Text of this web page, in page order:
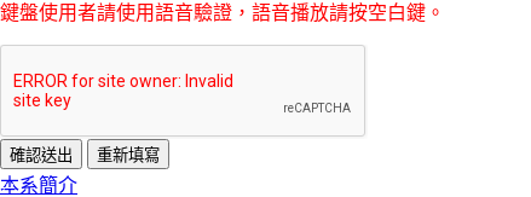
鍵盤使用者請使用語音驗證，語音播放請按空白鍵。
:::
本系簡介